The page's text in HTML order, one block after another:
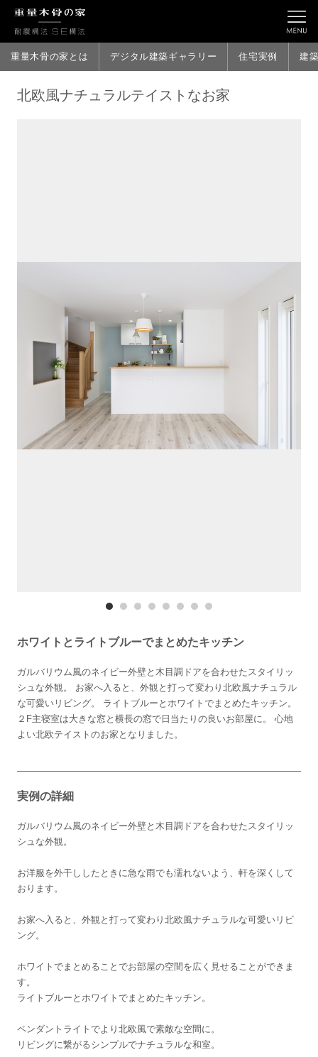
重量木骨の家とは デジタル建築ギャラリー 住宅実例 建
北欧風ナチュラルテイストなお家
ホワイトとライトブルーでまとめたキッチン
ガルバリウム風のネイビー外壁と木目調ドアを合わせたスタイリッ
シュな外観。 お家へ入ると、外観と打って変わり北欧風ナチュラル
な可愛いリビング。 ライトブルーとホワイトでまとめたキッチン。
２F主寝室は大きな窓と横長の窓で日当たりの良いお部屋に。 心地
よい北欧テイストのお家となりました。
実例の詳細
ガルバリウム風のネイビー外壁と木目調ドアを合わせたスタイリッ
シュな外観。
お洋服を外干ししたときに急な雨でも濡れないよう、軒を深くして
おります。
お家へ入ると、外観と打って変わり北欧風ナチュラルな可愛いリビ
ング。
ホワイトでまとめることでお部屋の空間を広く見せることができま
す。
ライトブルーとホワイトでまとめたキッチン。
ペンダントライトでより北欧風で素敵な空間に。
リビングに繋がるシンプルでナチュラルな和室。